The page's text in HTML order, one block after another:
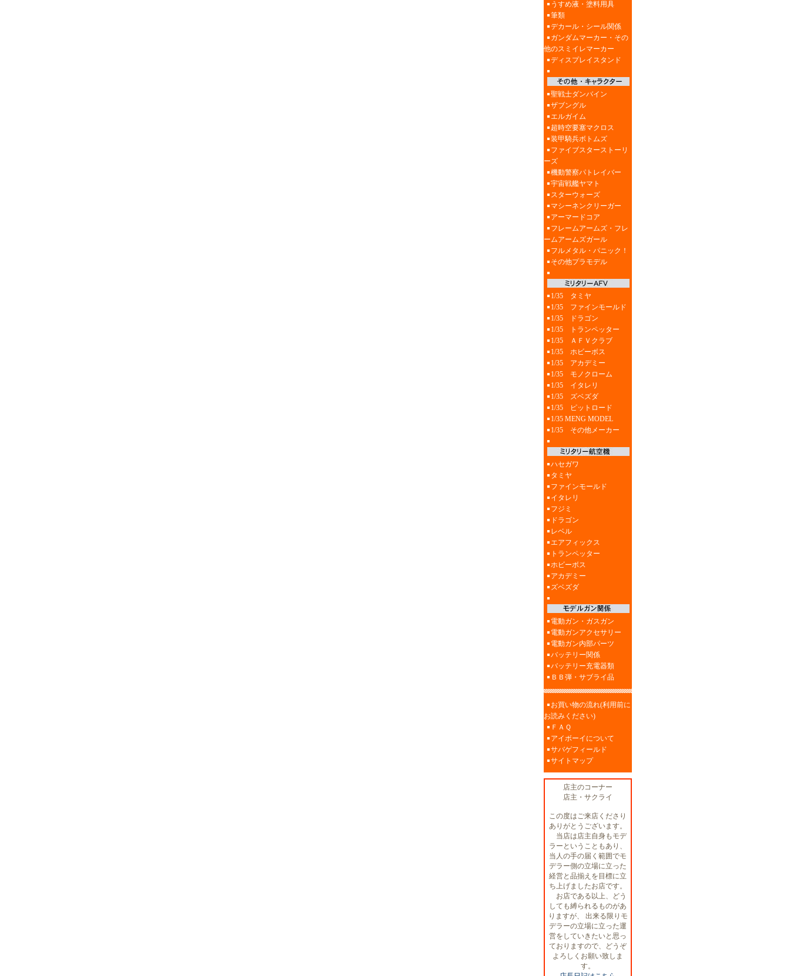
うすめ液・塗料用具
筆類
デカール・シール関係
ガンダムマーカー・その
他のスミイレマーカー
ディスプレイスタンド
聖戦士ダンバイン
ザブングル
エルガイム
超時空要塞マクロス
装甲騎兵ボトムズ
ファイブスターストーリ
ーズ
機動警察パトレイバー
宇宙戦艦ヤマト
スターウォーズ
マシーネンクリーガー
アーマードコア
フレームアームズ・フレ
ームアームズガール
フルメタル・パニック！
その他プラモデル
1/35 タミヤ
1/35 ファインモールド
1/35 ドラゴン
1/35 トランペッター
1/35 ＡＦＶクラブ
1/35 ホビーボス
1/35 アカデミー
1/35 モノクローム
1/35 イタレリ
1/35 ズベズダ
1/35 ピットロード
1/35 MENG MODEL
1/35 その他メーカー
ハセガワ
タミヤ
ファインモールド
イタレリ
フジミ
ドラゴン
レベル
エアフィックス
トランペッター
ホビーボス
アカデミー
ズベズダ
電動ガン・ガスガン
電動ガンアクセサリー
電動ガン内部パーツ
バッテリー関係
バッテリー充電器類
ＢＢ弾・サブライ品
お買い物の流れ(利用前に
お読みください)
ＦＡＱ
アイボーイについて
サバゲフィールド
サイトマップ
店主のコーナー
店主・サクライ
この度はご来店くださり
ありがとうございます。
当店は店主自身もモデ
ラーということもあり、
当人の手の届く範囲でモ
デラー側の立場に立った
経営と品揃えを目標に立
ち上げましたお店です。
お店である以上、どう
しても縛られるものがあ
りますが、 出来る限りモ
デラーの立場に立った運
営をしていきたいと思っ
ておりますので、どうぞ
よろしくお願い致しま
す。